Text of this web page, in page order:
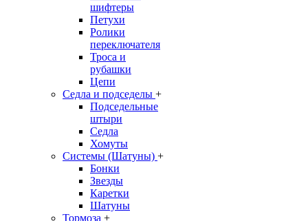
шифтеры
Петухи
Ролики
переключателя
Троса и
рубашки
Цепи
Седла и подседелы +
Подседельные
штыри
Седла
Хомуты
Системы (Шатуны) +
Бонки
Звезды
Каретки
Шатуны
Тормоза +